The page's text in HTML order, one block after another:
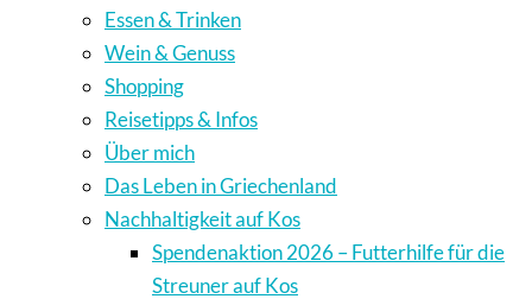
Essen & Trinken
Wein & Genuss
Shopping
Reisetipps & Infos
Über mich
Das Leben in Griechenland
Nachhaltigkeit auf Kos
Spendenaktion 2026 – Futterhilfe für die
Streuner auf Kos